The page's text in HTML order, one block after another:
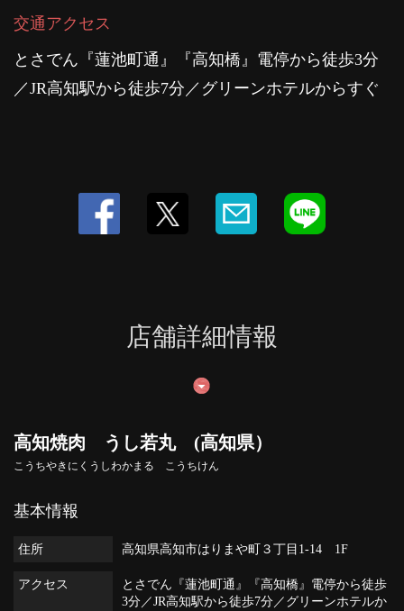
交通アクセス
とさでん『蓮池町通』『高知橋』電停から徒歩3分
／JR高知駅から徒歩7分／グリーンホテルからすぐ
店舗詳細情報
高知焼肉 うし若丸 (高知県）
こうちやきにくうしわかまる こうちけん
基本情報
住所 高知県高知市はりまや町３丁目1-14 1F
アクセス
とさでん『蓮池町通』『高知橋』電停から徒歩
3分／JR高知駅から徒歩7分／グリーンホテルか